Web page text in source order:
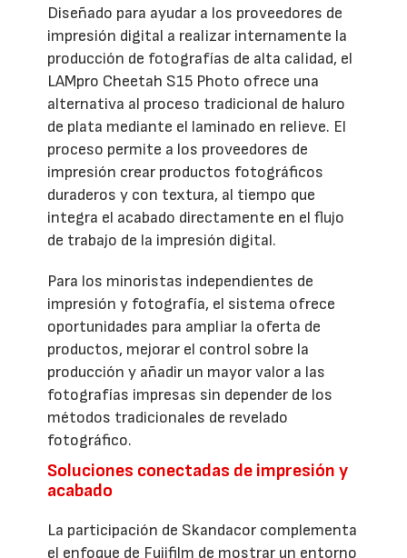
Diseñado para ayudar a los proveedores de
impresión digital a realizar internamente la
producción de fotografías de alta calidad, el
LAMpro Cheetah S15 Photo ofrece una
alternativa al proceso tradicional de haluro
de plata mediante el laminado en relieve. El
proceso permite a los proveedores de
impresión crear productos fotográficos
duraderos y con textura, al tiempo que
integra el acabado directamente en el flujo
de trabajo de la impresión digital.
Para los minoristas independientes de
impresión y fotografía, el sistema ofrece
oportunidades para ampliar la oferta de
productos, mejorar el control sobre la
producción y añadir un mayor valor a las
fotografías impresas sin depender de los
métodos tradicionales de revelado
fotográfico.
Soluciones conectadas de impresión y
acabado
La participación de Skandacor complementa
el enfoque de Fujifilm de mostrar un entorno